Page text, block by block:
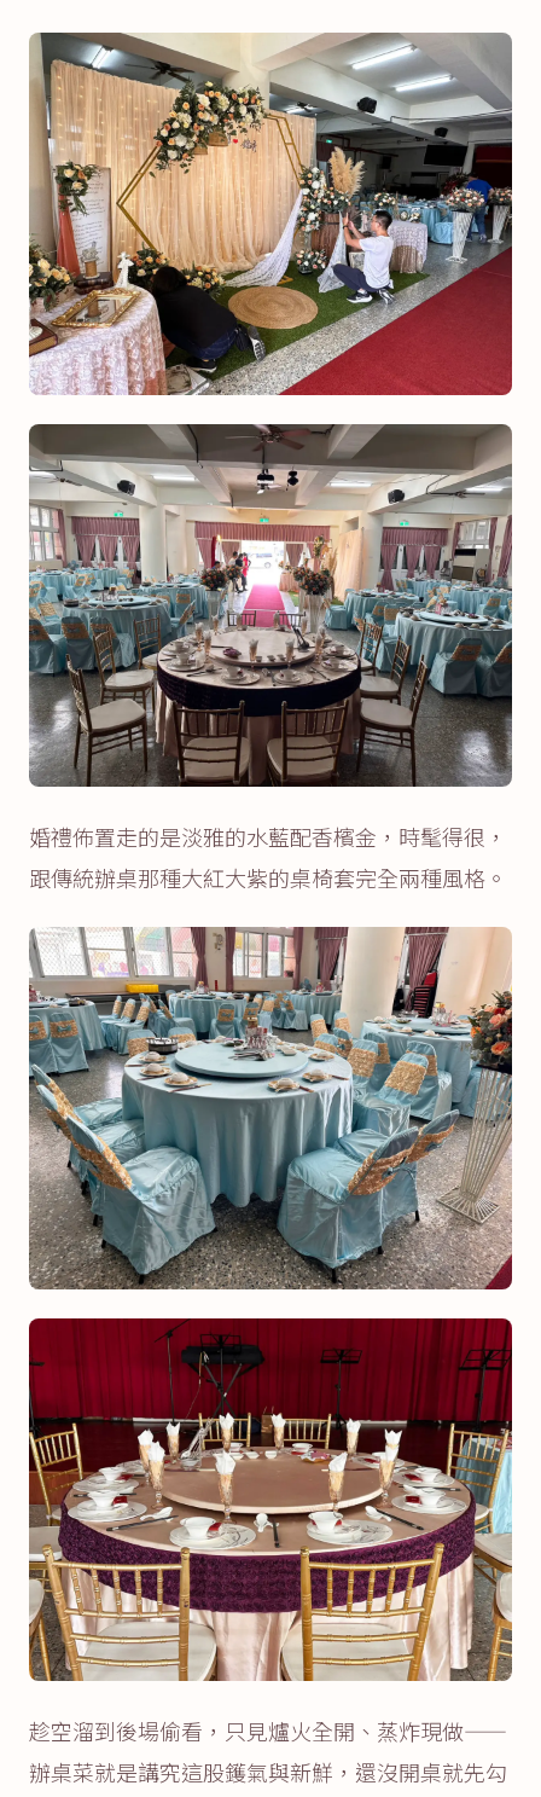
婚禮佈置走的是淡雅的水藍配香檳金，時髦得很，
跟傳統辦桌那種大紅大紫的桌椅套完全兩種風格。
趁空溜到後場偷看，只見爐火全開、蒸炸現做——
辦桌菜就是講究這股鑊氣與新鮮，還沒開桌就先勾